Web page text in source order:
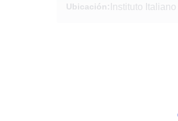
Ubicación: Instituto